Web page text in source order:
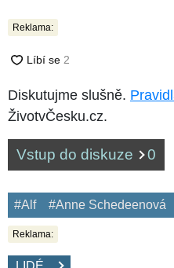
Reklama:
Diskutujme slušně.
ŽivotvČesku.cz.
Vstup do diskuze 0
#Alf #Anne Schedeenová
Reklama: